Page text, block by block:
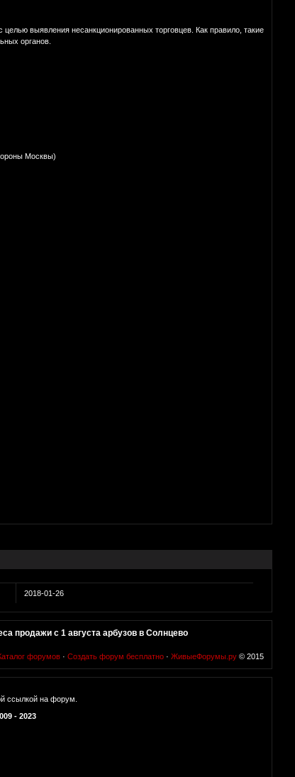
выявления несанкционированных торговцев. Как правило, такие
органов.
Москвы)
2018-01-26
продажи с 1 августа арбузов в Солнцево
форумов · Создать форум бесплатно · ЖивыеФорумы.ру © 2015
ссылкой на форум.
- 2023